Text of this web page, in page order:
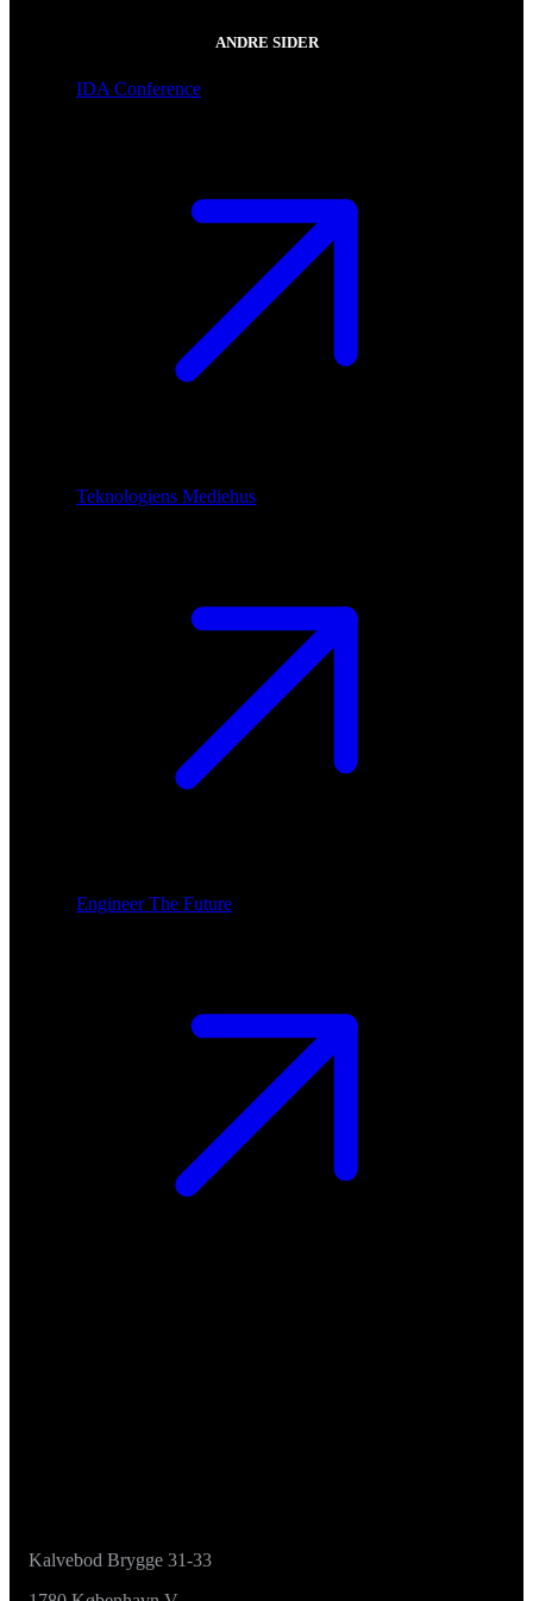
ANDRE SIDER
IDA Conference
Teknologiens Mediehus
Engineer The Future
Kalvebod Brygge 31-33